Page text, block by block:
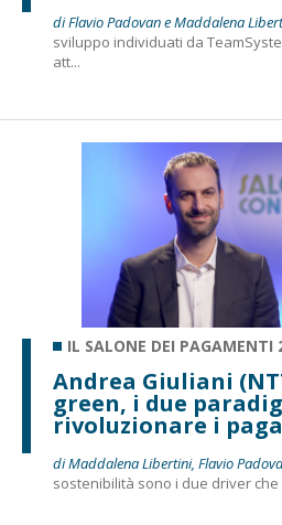
di Flavio Padovan e Maddalena
sviluppo individuati da
att...
IL SALONE DEI PAGAMENTI
Andrea Giuliani
green, i due
rivoluzionare i
di Maddalena Libertini, Flavio
sostenibilità sono i due driver